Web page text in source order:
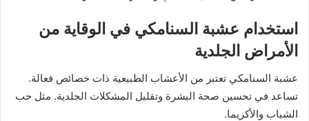
استخدام عشبة السنامكي في الوقاية من
الأمراض الجلدية
عشبة السنامكي تعتبر من الأعشاب الطبيعية ذات خصائص فعالة.
تساعد في تحسين صحة البشرة وتقليل المشكلات الجلدية. مثل حب
الشباب والأكزيما.